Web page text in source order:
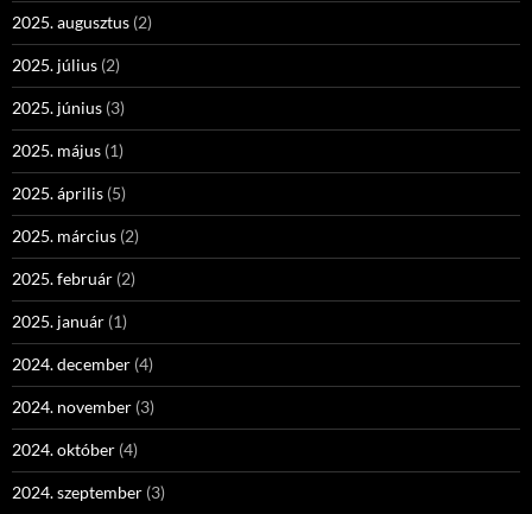
2025. augusztus (2)
2025. július (2)
2025. június (3)
2025. május (1)
2025. április (5)
2025. március (2)
2025. február (2)
2025. január (1)
2024. december (4)
2024. november (3)
2024. október (4)
2024. szeptember (3)